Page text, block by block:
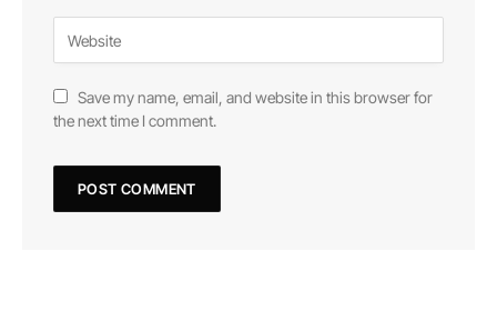
Save my name, email, and website in this browser for
the next time I comment.